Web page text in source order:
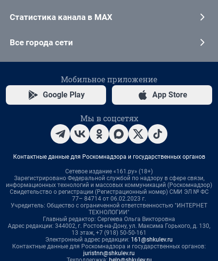
Статистика канала в MAX
Все города сети
Мобильное приложение
Google Play App Store
Мы в соцсетях
Контактные данные для Роскомнадзора и государственных органов
Сетевое издание «161.ру» (18+)
Зарегистрировано Федеральной службой по надзору в сфере связи,
информационных технологий и массовых коммуникаций (Роскомнадзор)
Свидетельство о регистрации (Регистрационный номер) СМИ ЭЛ № ФС
77– 84714 от 06.02.2023 г.
Учредитель: Общество с ограниченной ответственностью "ИНТЕРНЕТ
ТЕХНОЛОГИИ"
Главный редактор: Сергеева Ольга Викторовна
Адрес редакции: 344002, г. Ростов-на-Дону, ул. Максима Горького, д. 130,
13 этаж, +7 (918) 50-50-161
Электронный адрес редакции: 161@shkulev.ru
Контактные данные для Роскомнадзора и государственных органов:
juristnn@shkulev.ru